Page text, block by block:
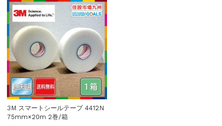
3M スマートシールテープ 4412N
75mm×20m 2巻/箱